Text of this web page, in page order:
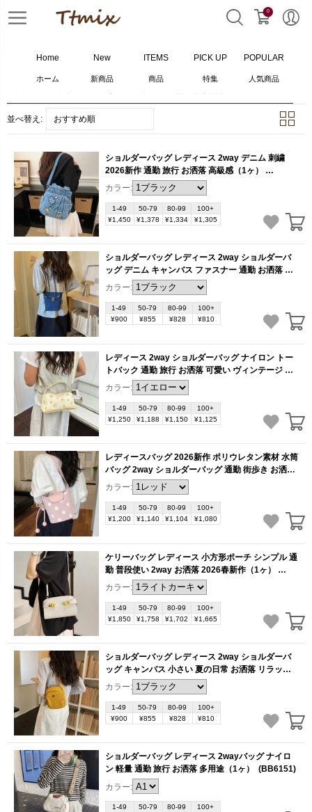
0
Home
ホーム
New
新商品
ITEMS
商品
PICK UP
特集
POPULAR
人気商品
並べ替え: おすすめ順
ショルダーバッグ レディース 2way デニム 刺繍
2026新作 通勤 旅行 お洒落 高級感（1ヶ）
(BB6260)
カラー:
1-49 50-79 80-99
100+
¥1,450
¥1,378 ¥1,334 ¥1,305
ショルダーバッグ レディース 2way ショルダーバ
ッグ デニム キャンバス ファスナー 通勤 お洒落 カ
ジュアル 毎日使い（1ヶ）
カラー:
1-49 50-79 80-99
100+
¥900
¥855 ¥828 ¥810
レディース 2way ショルダーバッグ ナイロン トー
トバック 通勤 旅行 お洒落 可愛い ヴィンテージ ア
ンティーク デザイン（1ヶ）
カラー:
1-49 50-79 80-99
100+
¥1,250
¥1,188 ¥1,150 ¥1,125
レディースバッグ 2026新作 ポリウレタン素材 水筒
バッグ 2way ショルダーバッグ 通勤 街歩き お洒落
マグネットボタン（1ヶ）
カラー:
1-49 50-79 80-99
100+
¥1,200
¥1,140 ¥1,104 ¥1,080
ケリーバッグ レディース 小方形ポーチ シンプル 通
勤 普段使い 2way お洒落 2026春新作（1ヶ）
(BB6156)
カラー:
1-49 50-79 80-99
100+
¥1,850
¥1,758 ¥1,702 ¥1,665
ショルダーバッグ レディース 2way ショルダーバ
ッグ キャンバス 小さい 夏の日常 お洒落 リラック
スデザイン（1ヶ） (BB6155)
カラー:
1-49 50-79 80-99
100+
¥900
¥855 ¥828 ¥810
ショルダーバッグ レディース 2wayバッグ ナイロ
ン 軽量 通勤 旅行 お洒落 多用途（1ヶ）
(BB6151)
カラー:
1-49 50-79 80-99
100+